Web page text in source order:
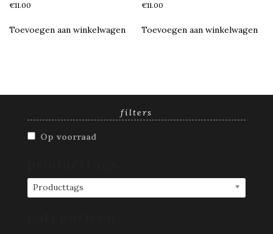
€11.00
Toevoegen aan winkelwagen
€11.00
Toevoegen aan winkelwagen
filters
Op voorraad
Producttags